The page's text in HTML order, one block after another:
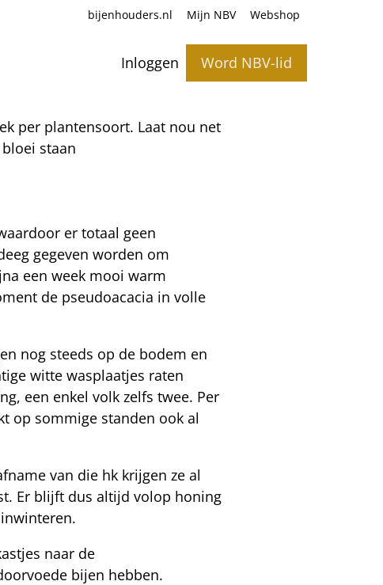
Inloggen Word NBV-lid
bijenhouders.nl Mijn NBV Webshop
per plantensoort. Laat nou net
staan
er totaal geen
gegeven worden om
een week mooi warm
de pseudoacacia in volle
nog steeds op de bodem en
witte wasplaatjes raten
een enkel volk zelfs twee. Per
op sommige standen ook al
van die hk krijgen ze al
Er blijft dus altijd volop honing
naar de
bijen hebben.